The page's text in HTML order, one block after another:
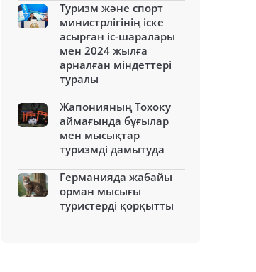
Туризм және спорт
министрлігінің іске
асырған іс-шаралары
мен 2024 жылға
арналған міндеттері
туралы
Жапонияның Тохоку
аймағында бұғылар
мен мысықтар
туризмді дамытуда
Германияда жабайы
орман мысығы
туристерді қорқытты